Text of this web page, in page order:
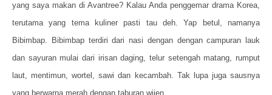
yang saya makan di Avantree? Kalau Anda penggemar drama Korea,
terutama yang tema kuliner pasti tau deh. Yap betul, namanya
Bibimbap. Bibimbap terdiri dari nasi dengan dengan campuran lauk
dan sayuran mulai dari irisan daging, telur setengah matang, rumput
laut, mentimun, wortel, sawi dan kecambah. Tak lupa juga sausnya
yang berwarna merah dengan taburan wijen.